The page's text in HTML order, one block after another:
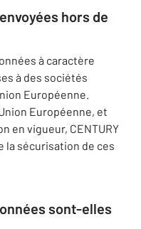
hors de
à caractère
à des sociétés
Européenne.
Européenne, et
en vigueur, CENTURY
la sécurisation de ces
sont-elles